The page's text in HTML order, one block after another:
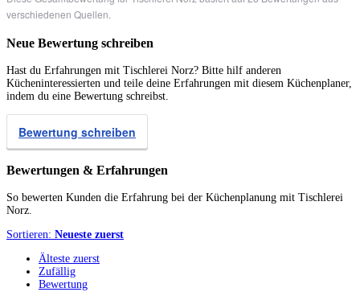
verschiedenen Quellen.
Neue Bewertung schreiben
Hast du Erfahrungen mit Tischlerei Norz? Bitte hilf anderen
Kücheninteressierten und teile deine Erfahrungen mit diesem Küchenplaner,
indem du eine Bewertung schreibst.
Bewertung schreiben
Bewertungen & Erfahrungen
So bewerten Kunden die Erfahrung bei der Küchenplanung mit Tischlerei
Norz.
Sortieren: Neueste zuerst
Älteste zuerst
Zufällig
Bewertung